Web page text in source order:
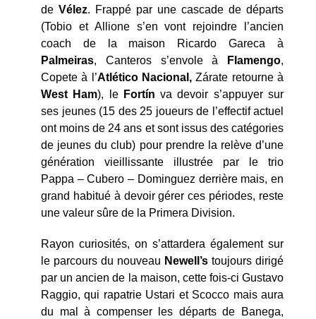
de Vélez. Frappé par une cascade de départs
(Tobio et Allione s’en vont rejoindre l’ancien
coach de la maison Ricardo Gareca à
Palmeiras, Canteros s’envole à Flamengo,
Copete à l’Atlético Nacional,Zárate retourne à
West Ham), le Fortín va devoir s’appuyer sur
ses jeunes (15 des 25 joueurs de l’effectif actuel
ont moins de 24 ans et sont issus des catégories
de jeunes du club) pour prendre la relève d’une
génération vieillissante illustrée par le trio
Pappa – Cubero – Dominguez derrière mais, en
grand habitué à devoir gérer ces périodes, reste
une valeur sûre de la Primera Division.
Rayon curiosités, on s’attardera également sur
le parcours du nouveau Newell’s toujours dirigé
par un ancien de la maison, cette fois-ci Gustavo
Raggio, qui rapatrie Ustari et Scocco mais aura
du mal à compenser les départs de Banega,